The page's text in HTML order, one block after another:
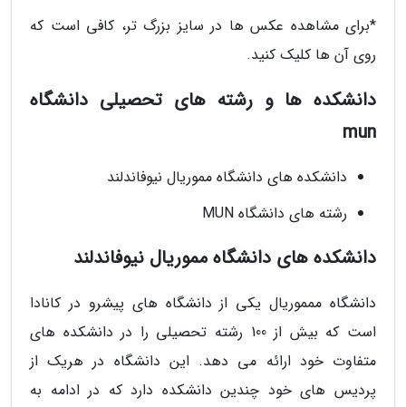
*برای مشاهده عکس ها در سایز بزرگ تر، کافی است که
روی آن ها کلیک کنید.
دانشکده ها و رشته های تحصیلی دانشگاه
mun
دانشکده های دانشگاه مموریال نیوفاندلند
رشته های دانشگاه MUN
دانشکده های دانشگاه مموریال نیوفاندلند
دانشگاه ممموریال یکی از دانشگاه های پیشرو در کانادا
است که بیش از 100 رشته تحصیلی را در دانشکده های
متفاوت خود ارائه می دهد. این دانشگاه در هریک از
پردیس های خود چندین دانشکده دارد که در ادامه به